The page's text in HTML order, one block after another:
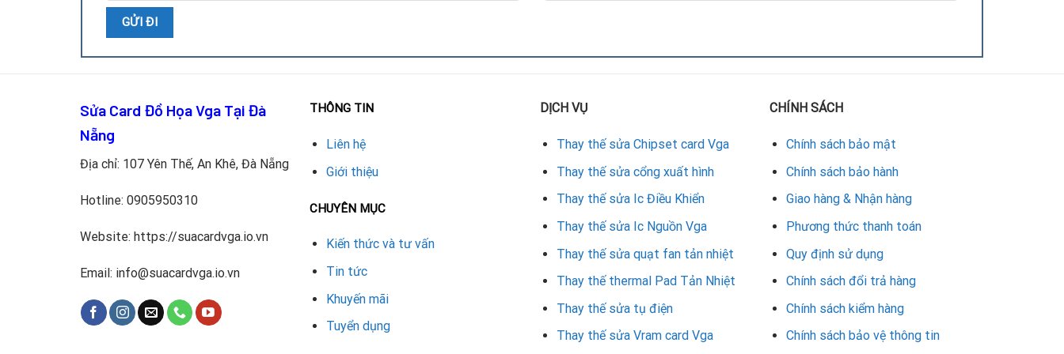
Bước 1: Chuẩn Bị Dụng Cụ
Quạt tản nhiệt mới tương thích với RTX 5060 Ti (kiểm tra kích thước, đầu nối, ví dụ: 90mm hoặc 100mm tùy model).
Tua vít, cọ mềm, khí nén để vệ sinh.
Keo tản nhiệt và miếng đệm nhiệt (nếu cần thay).
Bước 2: Tháo Card Màn Hình
Tắt nguồn PC, rút dây cáp và tháo card khỏi khe PCIe.
Đặt card trên bề mặt phẳng, sạch để tránh làm hỏng linh kiện.
Sửa Card Đồ Họa Vga Tại Đà
Nẵng
Địa chỉ: 107 Yên Thế, An Khê, Đà Nẵng
Hotline: 0905950310
Website: https://suacardvga.io.vn
Email: info@suacardvga.io.vn
THÔNG TIN
Liên hệ
Giới thiệu
CHUYÊN MỤC
Kiến thức và tư vấn
Tin tức
Khuyến mãi
Tuyển dụng
DỊCH VỤ
Thay thế sửa Chipset card Vga
Thay thế sửa cổng xuất hình
Thay thế sửa Ic Điều Khiển
Thay thế sửa Ic Nguồn Vga
Thay thế sửa quạt fan tản nhiệt
Thay thế thermal Pad Tản Nhiệt
Thay thế sửa tụ điện
Thay thế sửa Vram card Vga
CHÍNH SÁCH
Chính sách bảo mật
Chính sách bảo hành
Giao hàng & Nhận hàng
Phương thức thanh toán
Quy định sử dụng
Chính sách đổi trả hàng
Chính sách kiểm hàng
Chính sách bảo vệ thông tin